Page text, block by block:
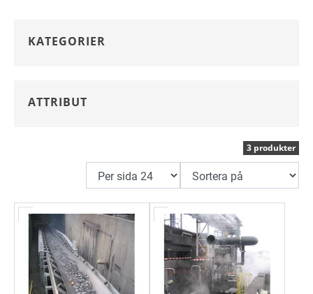
Egenskaper
en mycket längre tidsperiod jämfört med andra konkurrentband.
gummitransportband genom att man placera gummiprover i
högtemperaturugnar under en period av 7 dagar. I slutet av de 7
dagarna mäts sedan minskningen av mekaniska egenskaper
såsom draghållfasthet, nötningsbeständighet, töjning etc.
DELTAHETE - TEMPERATUROMRÅDE UPP TILL 400 °C
Deltahete överträffar konsekvent de högsta kraven i klass 3. På
Dunlop utförs också tester vid svindlande 175 °C. Deltahete är
KATEGORIER
ATTRIBUT
3 produkter